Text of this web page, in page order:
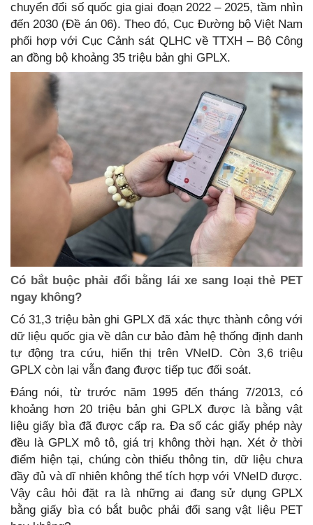
chuyển đổi số quốc gia giai đoạn 2022 – 2025, tầm nhìn
đến 2030 (Đề án 06). Theo đó, Cục Đường bộ Việt Nam
phối hợp với Cục Cảnh sát QLHC về TTXH – Bộ Công
an đồng bộ khoảng 35 triệu bản ghi GPLX.
Có bắt buộc phải đổi bằng lái xe sang loại thẻ PET
ngay không?
Có 31,3 triệu bản ghi GPLX đã xác thực thành công với
dữ liệu quốc gia về dân cư bảo đảm hệ thống định danh
tự động tra cứu, hiển thị trên VNeID. Còn 3,6 triệu
GPLX còn lại vẫn đang được tiếp tục đối soát.
Đáng nói, từ trước năm 1995 đến tháng 7/2013, có
khoảng hơn 20 triệu bản ghi GPLX được là bằng vật
liệu giấy bìa đã được cấp ra. Đa số các giấy phép này
đều là GPLX mô tô, giá trị không thời hạn. Xét ở thời
điểm hiện tại, chúng còn thiếu thông tin, dữ liệu chưa
đầy đủ và dĩ nhiên không thể tích hợp với VNeID được.
Vậy câu hỏi đặt ra là những ai đang sử dụng GPLX
bằng giấy bìa có bắt buộc phải đổi sang vật liệu PET